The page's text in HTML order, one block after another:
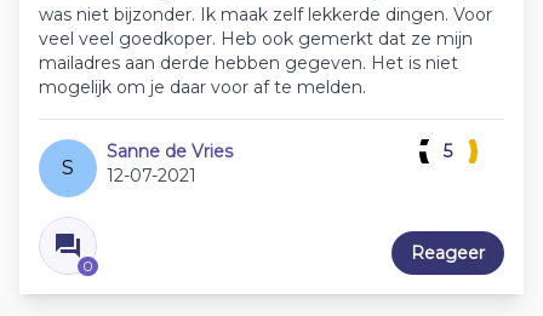
was niet bijzonder. Ik maak zelf lekkerde dingen. Voor
veel veel goedkoper. Heb ook gemerkt dat ze mijn
mailadres aan derde hebben gegeven. Het is niet
mogelijk om je daar voor af te melden.
S
Sanne de Vries
12-07-2021
0
5
Reageer